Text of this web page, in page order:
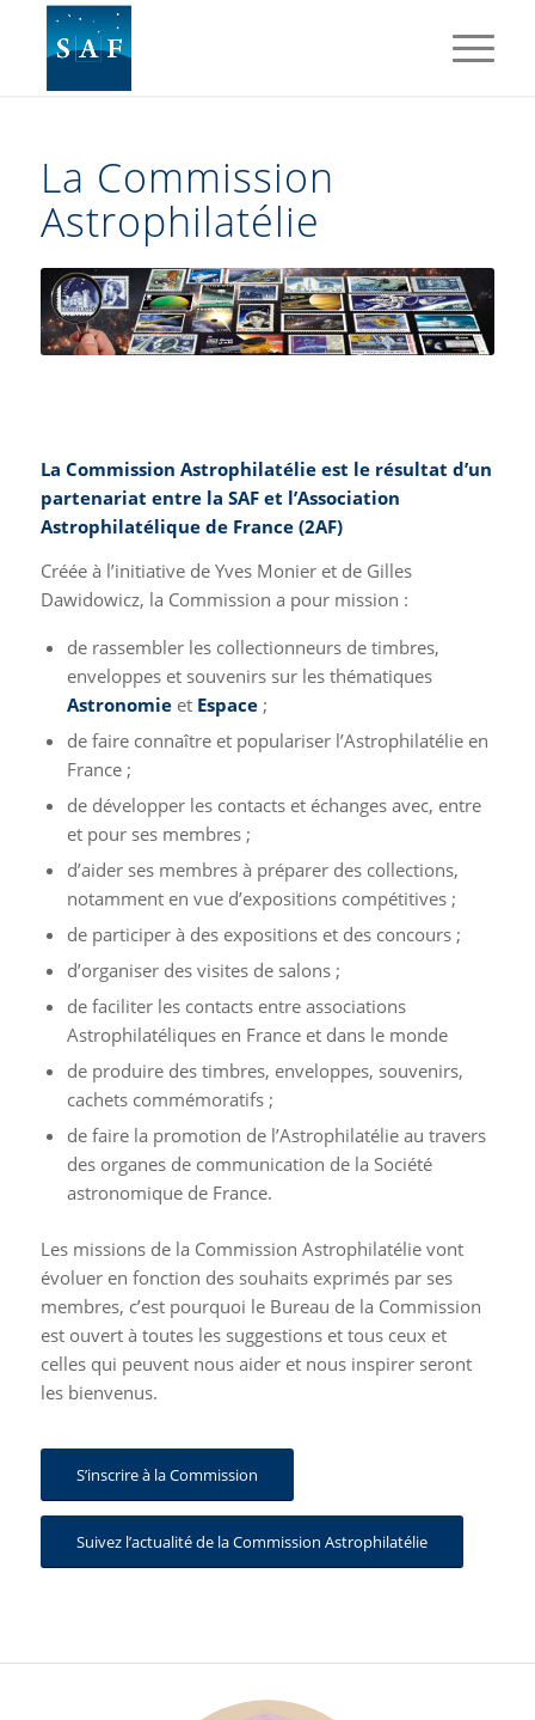
La Commission
Astrophilatélie
La Commission Astrophilatélie est le résultat d’un
partenariat entre la SAF et l’Association
Astrophilatélique de France(2AF)
Créée à l’initiative de Yves Monier et de Gilles
Dawidowicz, la Commission a pour mission :
de rassembler les collectionneurs de timbres,
enveloppes et souvenirs sur les thématiques
Astronomieet Espace;
de faire connaître et populariser l’Astrophilatélie en
France ;
de développer les contacts et échanges avec, entre
et pour ses membres ;
d’aider ses membres à préparer des collections,
notamment en vue d’expositions compétitives ;
de participer à des expositions et des concours ;
d’organiser des visites de salons ;
de faciliter les contacts entre associations
Astrophilatéliques en France et dans le monde
de produire des timbres, enveloppes, souvenirs,
cachets commémoratifs ;
de faire la promotion de l’Astrophilatélie au travers
des organes de communication de la Société
astronomique de France.
Les missions de la Commission Astrophilatélie vont
évoluer en fonction des souhaits exprimés par ses
membres, c’est pourquoi le Bureau de la Commission
est ouvert à toutes les suggestions et tous ceux et
celles qui peuvent nous aider et nous inspirer seront
les bienvenus.
S’inscrire à la Commission
Suivez l’actualité de la Commission Astrophilatélie